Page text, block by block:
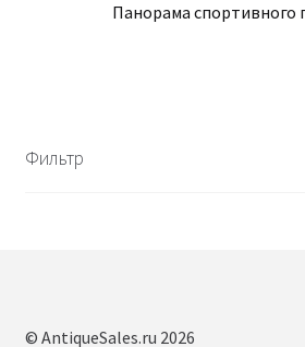
Панорама спортивного
Фильтр
© AntiqueSales.ru 2026